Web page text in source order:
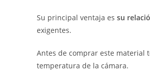
Su principal ventaja es su
exigentes.
Antes de comprar este material
temperatura de la cámara.